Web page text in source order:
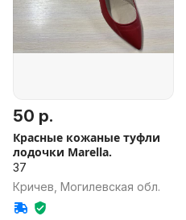
50 р.
Красные кожаные туфли
лодочки Marella.
37
Кричев, Могилевская обл.